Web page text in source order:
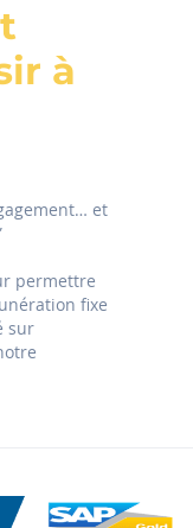
à
et
permettre
fixe
sur